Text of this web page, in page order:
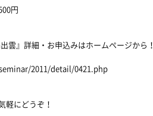
円
雲』詳細・お申込みはホームページから！
2011/detail/0421.php
軽にどうぞ！